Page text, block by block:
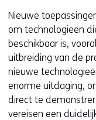
Nieuwe
om technologieën
beschikbaar is,
uitbreiding van de
nieuwe
enorme uitdaging,
direct te
vereisen een